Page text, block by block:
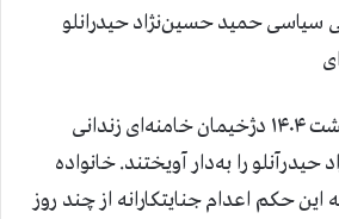
سیاسی حمید حسین‌نژاد حیدرانلو
روز دوشنبه اول اردیبهشت ۱۴۰۴ دژخیمان خامنه‌ای زندانی
را به‌دار آویختند. خانواده
حکم اعدام جنایتکارانه از چند روز